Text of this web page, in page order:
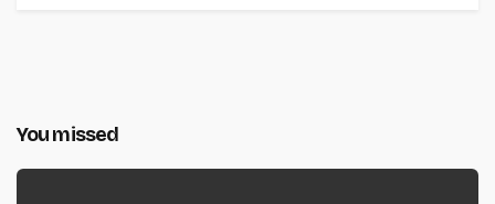
You missed